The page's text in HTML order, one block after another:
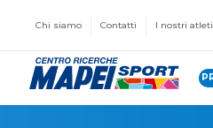
Chi siamo Contatti I nostri atleti